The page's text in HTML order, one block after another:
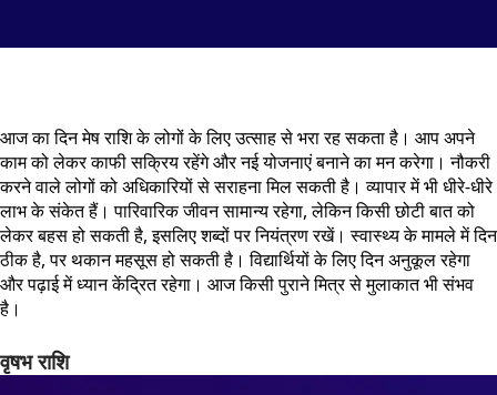
आज का दिन मेष राशि के लोगों के लिए उत्साह से भरा रह सकता है। आप अपने
काम को लेकर काफी सक्रिय रहेंगे और नई योजनाएं बनाने का मन करेगा। नौकरी
करने वाले लोगों को अधिकारियों से सराहना मिल सकती है। व्यापार में भी धीरे-धीरे
लाभ के संकेत हैं। पारिवारिक जीवन सामान्य रहेगा, लेकिन किसी छोटी बात को
लेकर बहस हो सकती है, इसलिए शब्दों पर नियंत्रण रखें। स्वास्थ्य के मामले में दिन
ठीक है, पर थकान महसूस हो सकती है। विद्यार्थियों के लिए दिन अनुकूल रहेगा
और पढ़ाई में ध्यान केंद्रित रहेगा। आज किसी पुराने मित्र से मुलाकात भी संभव
है।
वृषभ राशि